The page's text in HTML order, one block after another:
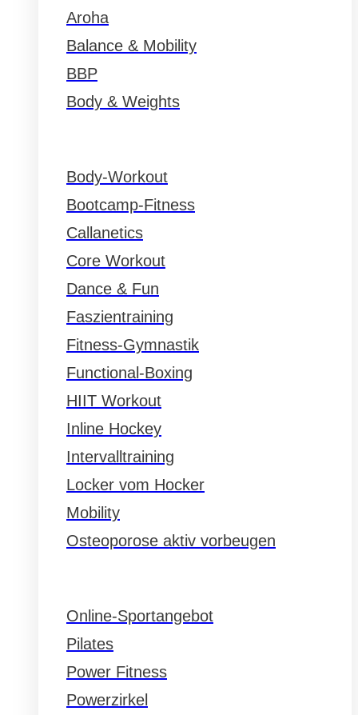
Aroha
Balance & Mobility
BBP
Body & Weights
Body-Workout
Bootcamp-Fitness
Callanetics
Core Workout
Dance & Fun
Faszientraining
Fitness-Gymnastik
Functional-Boxing
HIIT Workout
Inline Hockey
Intervalltraining
Locker vom Hocker
Mobility
Osteoporose aktiv vorbeugen
Online-Sportangebot
Pilates
Power Fitness
Powerzirkel